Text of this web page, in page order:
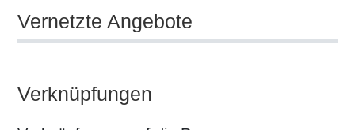
Vernetzte Angebote
Verknüpfungen